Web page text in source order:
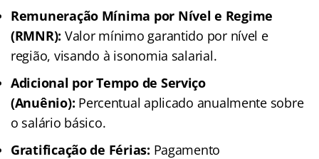
Remuneração Mínima por Nível e Regime
(RMNR): Valor mínimo garantido por nível e
região, visando à isonomia salarial.
Adicional por Tempo de Serviço
(Anuênio): Percentual aplicado anualmente sobre
o salário básico.
Gratificação de Férias: Pagamento